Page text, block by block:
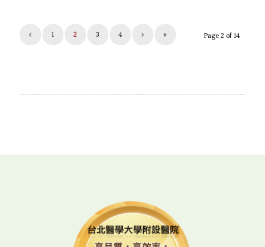
Page 2 of 14
‹ 1 2 3 4 › »